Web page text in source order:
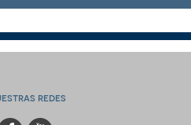
redes